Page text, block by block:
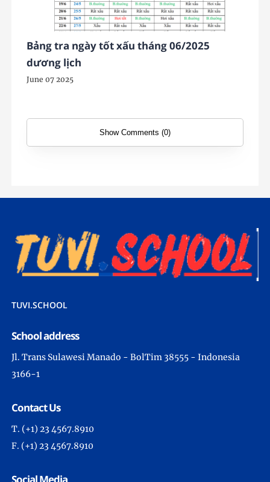
Bảng tra ngày tốt xấu tháng 06/2025
dương lịch
June 07 2025
Show Comments (0)
TUVI.SCHOOL
School address
Jl. Trans Sulawesi Manado - BolTim 38555 - Indonesia
3166-1
Contact Us
T. (+1) 23 4567.8910
F. (+1) 23 4567.8910
Social Media